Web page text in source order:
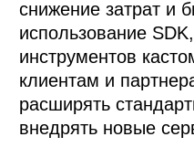
снижение затрат и
использование
инструментов
клиентам и
расширять